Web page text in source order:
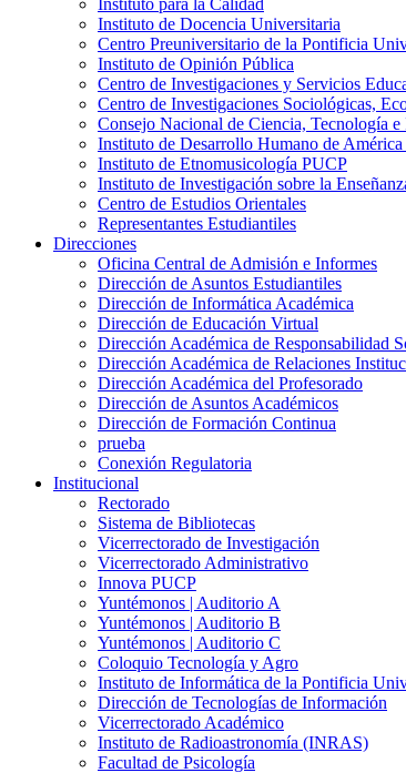
Instituto para la Calidad
Instituto de Docencia Universitaria
Centro Preuniversitario de la Pontificia
Instituto de Opinión Pública
Centro de Investigaciones y Servicios
Centro de Investigaciones Sociológicas,
Consejo Nacional de Ciencia, Tecnología
Instituto de Desarrollo Humano de
Instituto de Etnomusicología PUCP
Instituto de Investigación sobre la
Centro de Estudios Orientales
Representantes Estudiantiles
Direcciones
Oficina Central de Admisión e Informes
Dirección de Asuntos Estudiantiles
Dirección de Informática Académica
Dirección de Educación Virtual
Dirección Académica de Responsabilidad
Dirección Académica de Relaciones
Dirección Académica del Profesorado
Dirección de Asuntos Académicos
Dirección de Formación Continua
prueba
Conexión Regulatoria
Institucional
Rectorado
Sistema de Bibliotecas
Vicerrectorado de Investigación
Vicerrectorado Administrativo
Innova PUCP
Yuntémonos | Auditorio A
Yuntémonos | Auditorio B
Yuntémonos | Auditorio C
Coloquio Tecnología y Agro
Instituto de Informática de la Pontificia
Dirección de Tecnologías de Información
Vicerrectorado Académico
Instituto de Radioastronomía (INRAS)
Facultad de Psicología